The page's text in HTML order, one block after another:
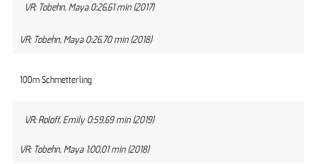
VR: Tobehn, Maya 0:26,61 min (2017)
VR: Tobehn, Maya 0:26,70 min (2018)
100m Schmetterling
VR: Roloff, Emily 0:59,69 min (2019)
VR: Tobehn, Maya 1:00,01 min (2018)